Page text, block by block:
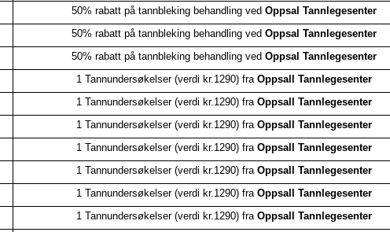
50% rabatt på tannbleking behandling ved Oppsal Tannlegesenter
50% rabatt på tannbleking behandling ved Oppsal Tannlegesenter
50% rabatt på tannbleking behandling ved Oppsal Tannlegesenter
1 Tannundersøkelser (verdi kr.1290) fra Oppsall Tannlegesenter
1 Tannundersøkelser (verdi kr.1290) fra Oppsall Tannlegesenter
1 Tannundersøkelser (verdi kr.1290) fra Oppsall Tannlegesenter
1 Tannundersøkelser (verdi kr.1290) fra Oppsall Tannlegesenter
1 Tannundersøkelser (verdi kr.1290) fra Oppsall Tannlegesenter
1 Tannundersøkelser (verdi kr.1290) fra Oppsall Tannlegesenter
1 Tannundersøkelser (verdi kr.1290) fra Oppsall Tannlegesenter